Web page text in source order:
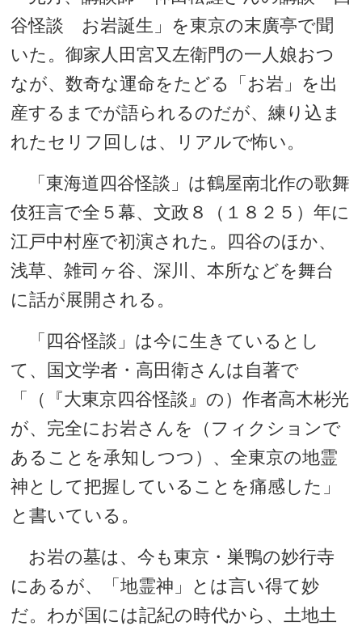
谷怪談 お岩誕生」を東京の末廣亭で聞
いた。御家人田宮又左衛門の一人娘おつ
なが、数奇な運命をたどる「お岩」を出
産するまでが語られるのだが、練り込ま
れたセリフ回しは、リアルで怖い。
「東海道四谷怪談」は鶴屋南北作の歌舞
伎狂言で全５幕、文政８（１８２５）年に
江戸中村座で初演された。四谷のほか、
浅草、雑司ヶ谷、深川、本所などを舞台
に話が展開される。
「四谷怪談」は今に生きているとし
て、国文学者・高田衛さんは自著で
「（『大東京四谷怪談』の）作者高木彬光
が、完全にお岩さんを（フィクションで
あることを承知しつつ）、全東京の地霊
神として把握していることを痛感した」
と書いている。
お岩の墓は、今も東京・巣鴨の妙行寺
にあるが、「地霊神」とは言い得て妙
だ。わが国には記紀の時代から、土地土